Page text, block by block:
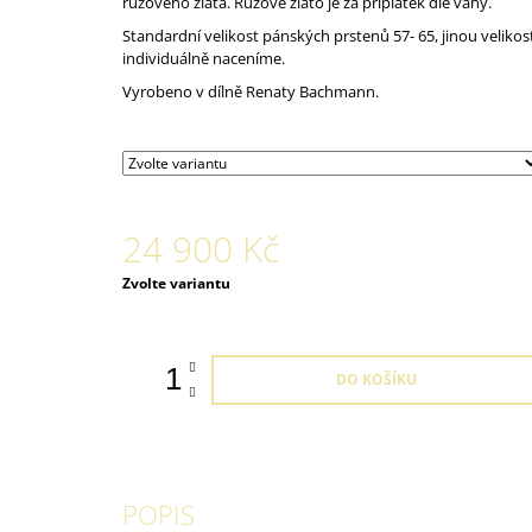
Standardní velikost pánských prstenů 57- 65, jinou
individuálně naceníme.
Vyrobeno v dílně Renaty Bachmann.
24 900 Kč
Měrná
Zvolte variantu
DO KOŠÍKU
POPIS